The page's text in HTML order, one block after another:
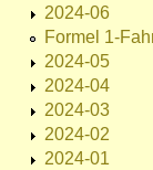
2024-06
Formel 1-
2024-05
2024-04
2024-03
2024-02
2024-01